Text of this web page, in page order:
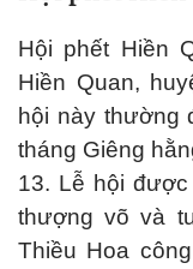
Hội phết Hiền
Hiền Quan,
hội này thường
tháng Giêng
13. Lễ hội
thượng võ và
Thiều Hoa